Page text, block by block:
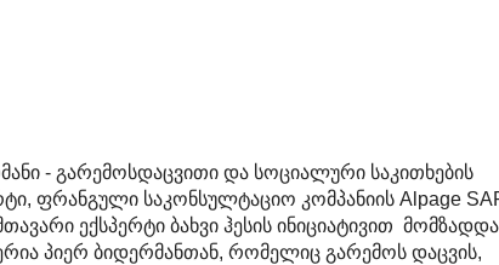
- გარემოსდაცვითი და სოციალური საკითხების
ფრანგული საკონსულტაციო კომპანიის Alpage
ექსპერტი ბახვი ჰესის ინიციატივით მომზადდა
პიერ ბიდერმანთან, რომელიც გარემოს დაცვის,